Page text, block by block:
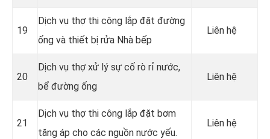
19
Dịch vụ thợ thi công lắp đặt đường
ống và thiết bị rửa Nhà bếp
Liên hệ
20
Dịch vụ thợ xử lý sự cố rò rỉ nước,
bể đường ống
Liên hệ
21
Dịch vụ thợ thi công lắp đặt bơm
tăng áp cho các nguồn nước yếu.
Liên hệ